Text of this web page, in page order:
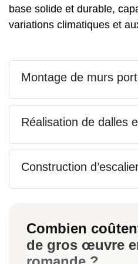
base solide et durable,
variations climatiques et
Montage de murs
Réalisation de dalles
Construction
Combien
de gros œuvre